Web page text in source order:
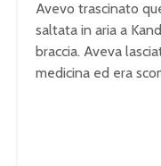
Avevo trascinato
saltata in aria a
braccia. Aveva
medicina ed era